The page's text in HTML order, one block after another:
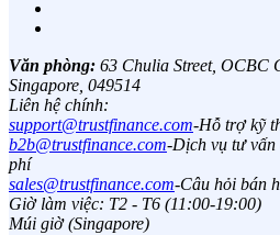
Văn phòng: 63 Chulia Street, OCBC
Singapore, 049514
Liên hệ chính:
support@trustfinance.com-Hỗ trợ kỹ
b2b@trustfinance.com-Dịch vụ tư vấn
phí
sales@trustfinance.com-Câu hỏi bán
Giờ làm việc: T2 - T6 (11:00-19:00)
Múi giờ (Singapore)